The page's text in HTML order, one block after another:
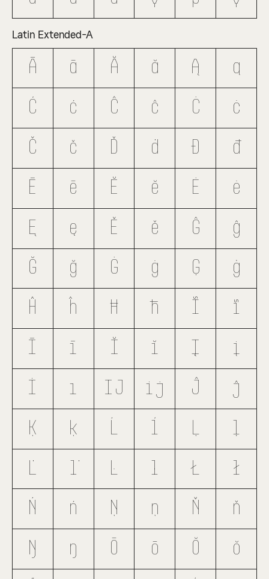
Latin Extended-A
Ā ā Ă ă Ą ą
Ć ć Ĉ ĉ Ċ ċ
Č č Ď ď Đ đ
Ē ē Ĕ ĕ Ė ė
Ę ę Ě ě Ĝ ĝ
Ğ ğ Ġ ġ Ģ ģ
Ĥ ĥ Ħ ħ Ĩ ĩ
Ī ī Ĭ ĭ Į į
ı Ĳ ĳ Ĵ ĵ
Ķ ķ
Ŀ ŀ Ł ł
Ń ń Ņ ņ Ň ň
Ŋ ŋ Ō ō Ŏ ŏ